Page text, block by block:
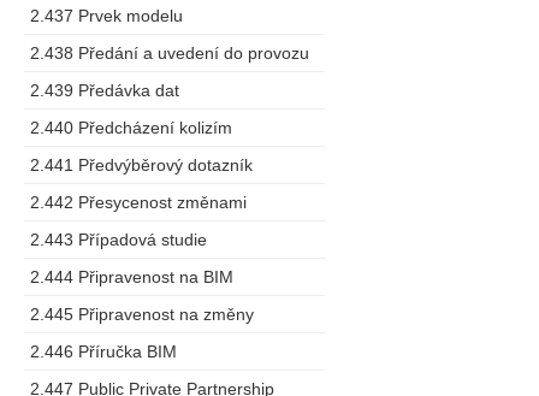
2.437 Prvek modelu
2.438 Předání a uvedení do provozu
2.439 Předávka dat
2.440 Předcházení kolizím
2.441 Předvýběrový dotazník
2.442 Přesycenost změnami
2.443 Případová studie
2.444 Připravenost na BIM
2.445 Připravenost na změny
2.446 Příručka BIM
2.447 Public Private Partnership